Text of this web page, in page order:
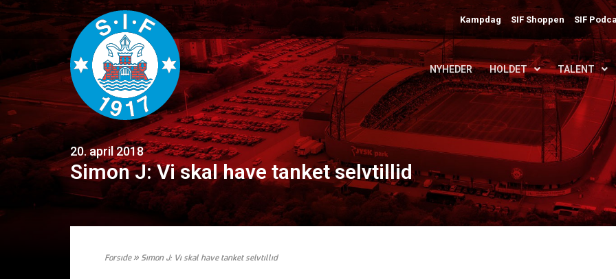
Kampdag SIF Shoppen SIF
NYHEDER HOLDET TALENT
20. april 2018
Simon J: Vi skal have tanket selvtillid
Forside» Simon J: Vi skal have tanket selvtillid